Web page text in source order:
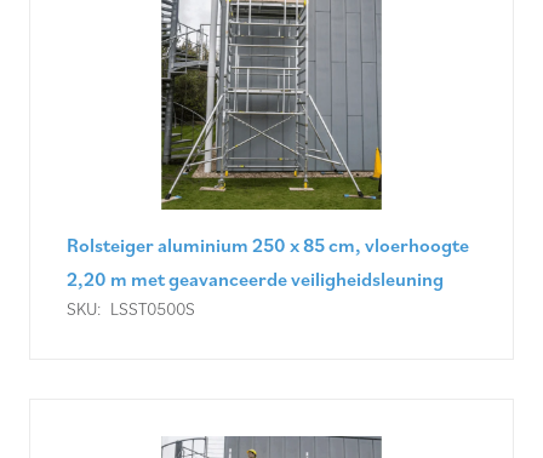
Rolsteiger aluminium 250 x 85 cm, vloerhoogte
2,20 m met geavanceerde veiligheidsleuning
SKU: LSST0500S